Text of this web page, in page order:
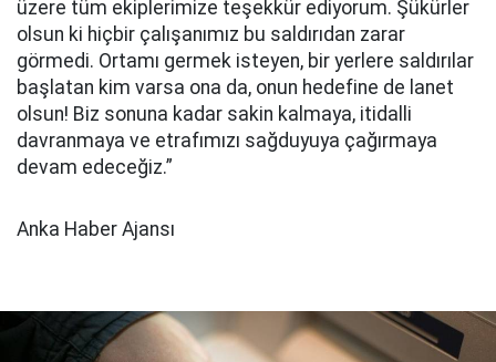
üzere tüm ekiplerimize teşekkür ediyorum. Şükürler
olsun ki hiçbir çalışanımız bu saldırıdan zarar
görmedi. Ortamı germek isteyen, bir yerlere saldırılar
başlatan kim varsa ona da, onun hedefine de lanet
olsun! Biz sonuna kadar sakin kalmaya, itidalli
davranmaya ve etrafımızı sağduyuya çağırmaya
devam edeceğiz.”
Anka Haber Ajansı